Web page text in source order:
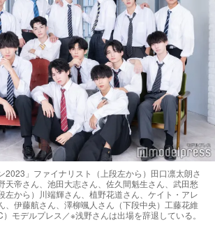
2023」ファイナリスト（上段左から）田口凛太朗さ
天帝さん、池田大志さん、佐久間魁生さん、武田愁
左から）川端輝さん、植野花道さん、ケイト・アレ
、伊藤航さん、澤柳颯人さん（下段中央）工藤花維
モデルプレス／※浅野さんは出場を辞退している。